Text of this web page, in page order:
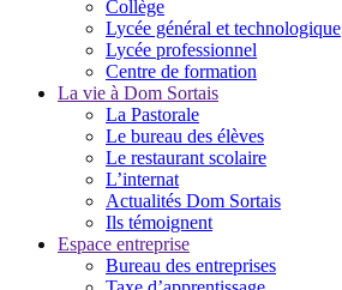
Collège
Lycée général et technologique
Lycée professionnel
Centre de formation
La vie à Dom Sortais
La Pastorale
Le bureau des élèves
Le restaurant scolaire
L’internat
Actualités Dom Sortais
Ils témoignent
Espace entreprise
Bureau des entreprises